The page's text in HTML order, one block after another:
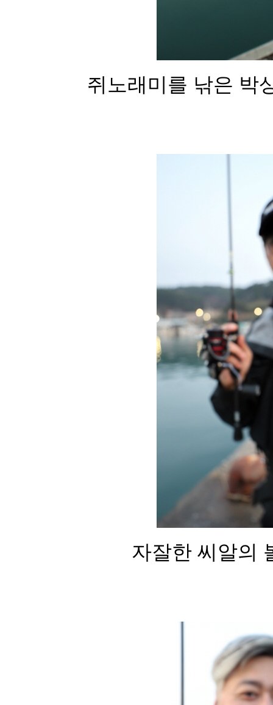
쥐노래미를 낚은 박
자잘한 씨알의